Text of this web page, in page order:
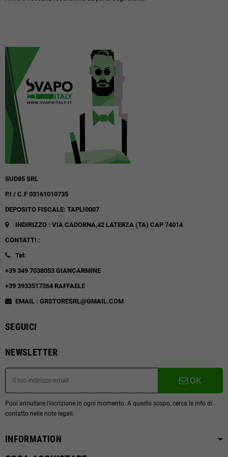
SUD85 SRL
P.I / C.F 03161010735
DEPOSITO FISCALE: TAPLI0007
INDIRIZZO : VIA CADORNA,42 LATERZA (TA) CAP 74014
CONTATTI :
Tel:
+39 349 7038053 GIANCARMINE
+39 3933517264 RAFFAELE
EMAIL : GRSTORESRL@GMAIL.COM
SEGUICI
NEWSLETTER
OK
Puoi annullare l'iscrizione in ogni momento. A questo scopo, cerca le info di
contatto nelle note legali.
INFORMATION